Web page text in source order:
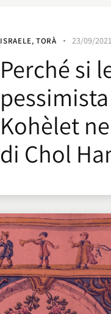
ISRAELE, TORÀ 23/09/2021
Perché si
Kohèlet
di Chol